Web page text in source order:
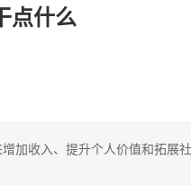
点什么
加收入、提升个人价值和拓展